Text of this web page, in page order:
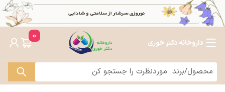
داروخانه دکتر خوری
0